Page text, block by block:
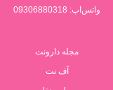
واتس‌اپ: 09306880318
مجله دارونت
آف نت